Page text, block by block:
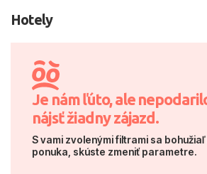
Hotely
Je nám ľúto, ale
nájsť žiadny zájazd.
S vami zvolenými filtrami sa
ponuka, skúste zmeniť parametre.